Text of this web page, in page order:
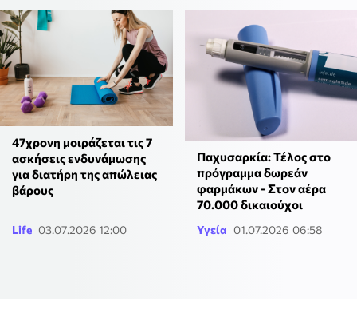
47χρονη μοιράζεται τις 7
ασκήσεις ενδυνάμωσης
για διατήρη της απώλειας
βάρους
Life 03.07.2026 12:00
Παχυσαρκία: Τέλος στο
πρόγραμμα δωρεάν
φαρμάκων - Στον αέρα
70.000 δικαιούχοι
Υγεία 01.07.2026 06:58